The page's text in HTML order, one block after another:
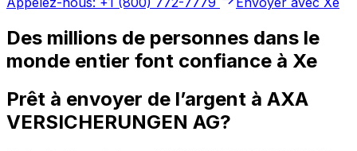
Des millions de personnes dans le
monde entier font confiance à Xe
Prêt à envoyer de l’argent à AXA
VERSICHERUNGEN AG?